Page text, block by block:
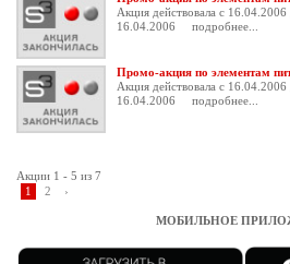
Акция действовала с
16.04.2006
подробнее...
Промо-акция по элементам
Акция действовала с
16.04.2006
подробнее...
Акции 1 - 5 из 7
1
2 ›
МОБИЛЬНОЕ